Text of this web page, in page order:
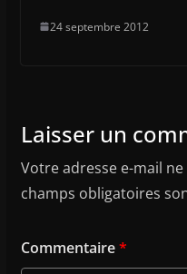
24 septembre 2012
Laisser un
Votre adresse e-mail
champs obligatoires
Commentaire*